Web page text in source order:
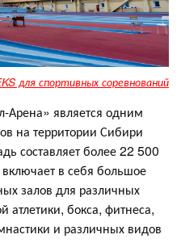
для спортивных соревнований
Арена» является одним
на территории Сибири
составляет более 22 500
в себя большое
залов для различных
атлетики, бокса, фитнеса,
и различных видов